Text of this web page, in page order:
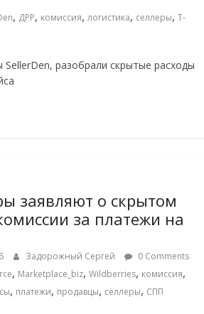
, ДРР, комиссия, логистика, селлеры, Т-
разобрали скрытые расходы
заявляют о скрытом
за платежи на
Задорожный Сергей
0 Comments
, Marketplace_biz,Wildberries, комиссия,
, платежи, продавцы, селлеры, СПП